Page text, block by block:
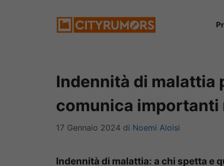
Indennità di malattia
comunica importanti
17 Gennaio 2024 di Noemi Aloisi
Indennità di malattia: a chi spetta e